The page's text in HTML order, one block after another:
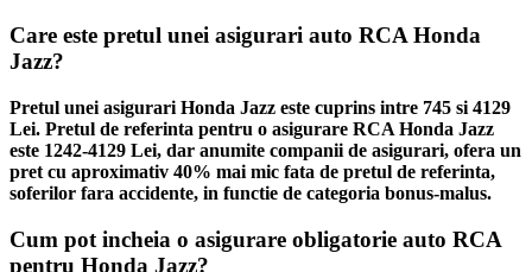
Care este pretul unei asigurari auto RCA Honda
Jazz?
Pretul unei asigurari Honda Jazz este cuprins intre 745 si 4129
Lei. Pretul de referinta pentru o asigurare RCA Honda Jazz
este 1242-4129 Lei, dar anumite companii de asigurari, ofera un
pret cu aproximativ 40% mai mic fata de pretul de referinta,
soferilor fara accidente, in functie de categoria bonus-malus.
Cum pot incheia o asigurare obligatorie auto RCA
pentru Honda Jazz?